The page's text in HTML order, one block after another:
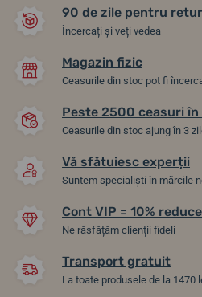
Boccia Titanium 3674-01
În stoc 14. 8. la tine acasă
90 de zile pentru
Încercați și veți vedea
Magazin fizic
Ceasurile din stoc pot fi
Peste 2500 ceasuri
Ceasurile din stoc ajung în 3
Vă sfătuiesc experții
Suntem specialiști în mărcile
Cont VIP = 10%
Ne răsfățăm clienții fideli
Transport gratuit
La toate produsele de la 1470